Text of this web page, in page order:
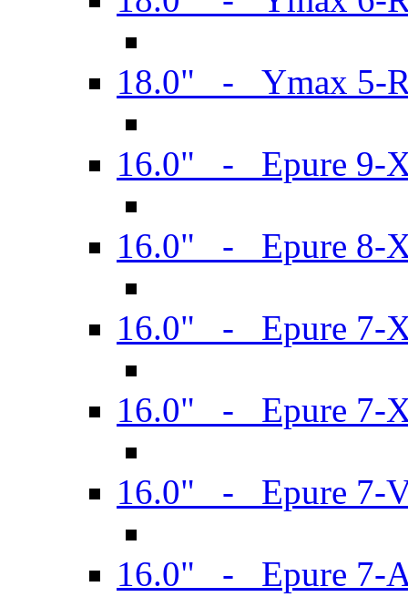
18.0" - Ymax 5-
16.0" - Epure 9-
16.0" - Epure 8-
16.0" - Epure 7-
16.0" - Epure 7-
16.0" - Epure 7-
16.0" - Epure 7-